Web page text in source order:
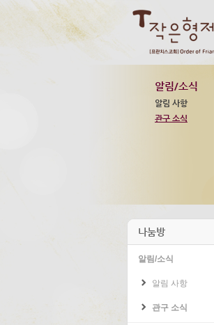
Skip Navigation
프란치스칸 연구소
관구 도서관
프란치스코 출판사
알림/소식
알림 사항
관구 소식
나눔방
알림/소식
알림 사항
관구 소식